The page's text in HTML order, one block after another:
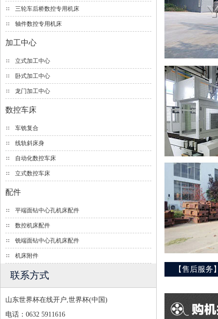
三轮车后桥数控专用机床
轴件数控专用机床
加工中心
立式加工中心
卧式加工中心
龙门加工中心
数控车床
车铣复合
线轨斜床身
自动化数控车床
立式数控车床
配件
平端面钻中心孔机床配件
数控机床配件
铣端面钻中心孔机床配件
机床附件
联系方式
山东世界杯在线开户,世界杯(中国)
电话：0632 5911616
【售后服务